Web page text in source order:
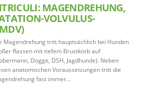
MAGENDREHUNG,
VOLVULUS-
Magendrehung tritt hauptsächlich bei Hunden
Rassen mit tiefem Brustkorb auf
Dogge, DSH, Jagdhunde). Neben
anatomischen Voraussetzungen tritt die
fast immer…